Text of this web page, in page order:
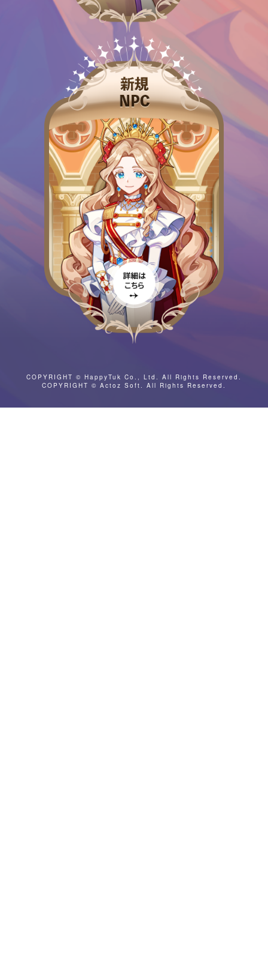
COPYRIGHT © HappyTuk Co., Ltd. All Rights Reserved.
COPYRIGHT © Actoz Soft. All Rights Reserved.